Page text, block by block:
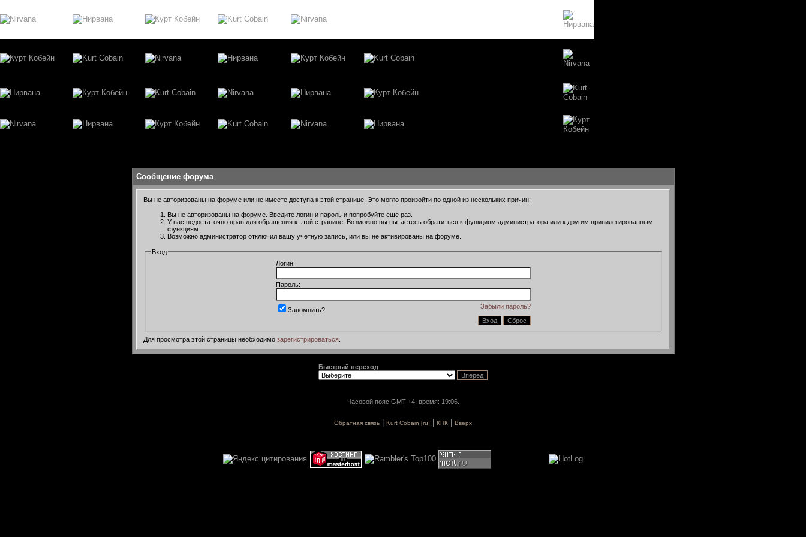
Сообщение форума
Вы не авторизованы на форуме или не имеете доступа к этой странице. Это могло произойти по одной из нескольких причин:
Вы не авторизованы на форуме. Введите логин и пароль и попробуйте еще раз.
У вас недостаточно прав для обращения к этой странице. Возможно вы пытаетесь обратиться к функциям администратора или к другим привилегированным
функциям.
Возможно администратор отключил вашу учетную запись, или вы не активированы на форуме.
Вход
Логин:
Пароль:
Забыли пароль?
Запомнить?
Для просмотра этой страницы необходимо зарегистрироваться.
Быстрый переход
Часовой пояс GMT +4, время: 19:06.
Обратная связь Kurt Cobain [ru] КПК Вверх